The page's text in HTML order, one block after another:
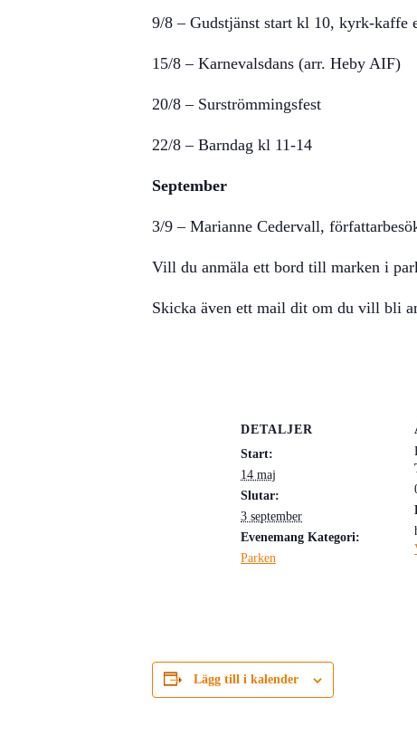
9/8 – Gudstjänst start kl 10, kyrk-kaffe
15/8 – Karnevalsdans (arr. Heby AIF)
20/8 – Surströmmingsfest
22/8 – Barndag kl 11-14
September
3/9 – Marianne Cedervall,
Vill du anmäla ett bord till marken i
Skicka även ett mail dit om du vill bli
DETALJER
Start:
14 maj
Slutar:
3 september
Evenemang Kategori:
Parken
Lägg till i kalender